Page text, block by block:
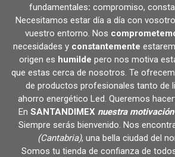
fundamentales: compromiso,
Necesitamos estar día a día con
vuestro entorno. Nos
necesidades y constantemente
origen es humilde pero nos motiva
que estas cerca de nosotros. Te
de productos profesionales tanto de
ahorro energético Led. Queremos
En SANTANDIMEX nuestra
Siempre serás bienvenido. Nos
(Cantabria), una bella ciudad del
Somos tu tienda de confianza de